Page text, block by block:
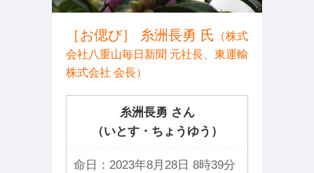
［お偲び］ 糸洲長勇 氏
（株式
会社八重山毎日新聞 元社長、東運輸
株式会社 会長）
糸洲長勇 さん
（いとす・ちょうゆう）
命日： 2023年8月28日 8時39分